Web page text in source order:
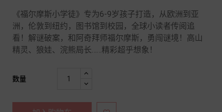
《福尔摩斯小学徒》专为6-9岁孩子打造，从欧洲到亚
洲，伦敦到纽约，图书馆到校园，全球小读者传阅追
看！解谜破案，和阿奇拜师福尔摩斯，勇闯谜境！高山
精灵、狼娃、浣熊局长……精彩超乎想象！
数量